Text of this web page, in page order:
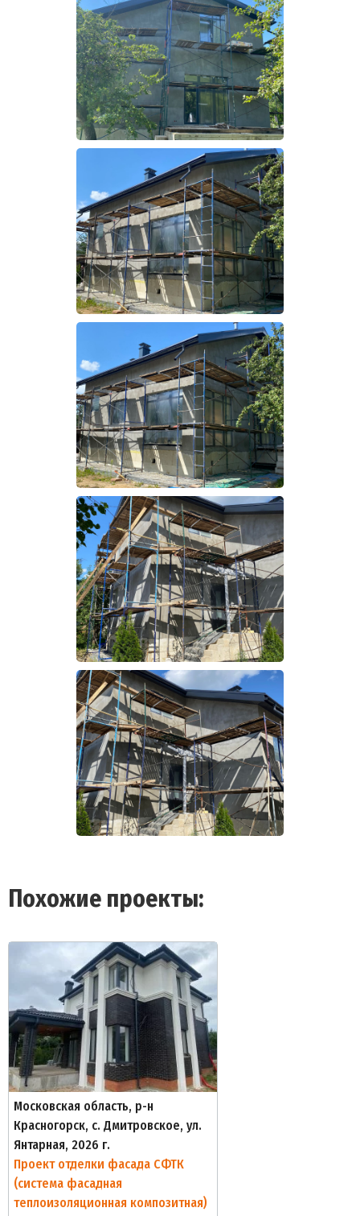
Похожие проекты:
Московская область, р-н
Красногорск, с. Дмитровское, ул.
Янтарная, 2026 г.
Проект отделки фасада СФТК
(система фасадная
теплоизоляционная композитная)